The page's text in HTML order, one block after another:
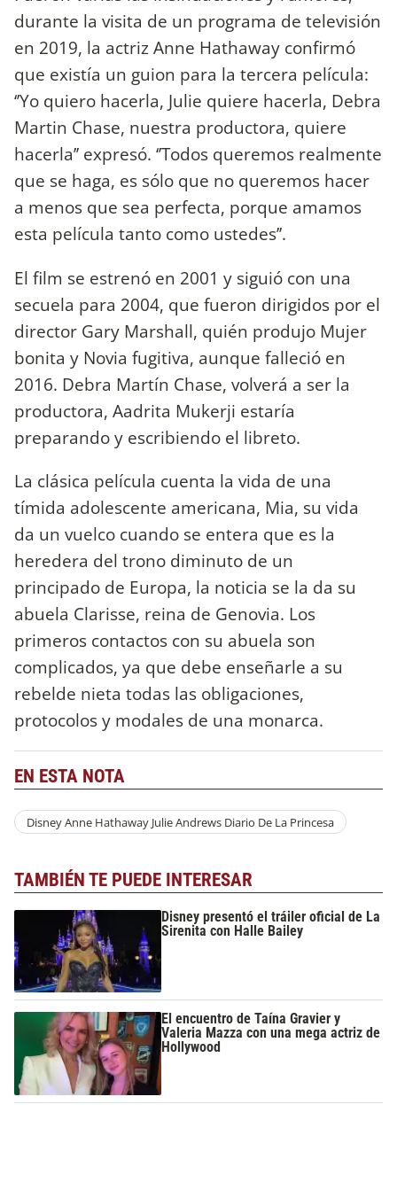
durante la visita de un programa de televisión
en 2019, la actriz Anne Hathaway confirmó
que existía un guion para la tercera película:
‘’Yo quiero hacerla, Julie quiere hacerla, Debra
Martin Chase, nuestra productora, quiere
hacerla’’ expresó. ‘’Todos queremos realmente
que se haga, es sólo que no queremos hacer
a menos que sea perfecta, porque amamos
esta película tanto como ustedes’’.
El film se estrenó en 2001 y siguió con una
secuela para 2004, que fueron dirigidos por el
director Gary Marshall, quién produjo Mujer
bonita y Novia fugitiva, aunque falleció en
2016. Debra Martín Chase, volverá a ser la
productora, Aadrita Mukerji estaría
preparando y escribiendo el libreto.
La clásica película cuenta la vida de una
tímida adolescente americana, Mia, su vida
da un vuelco cuando se entera que es la
heredera del trono diminuto de un
principado de Europa, la noticia se la da su
abuela Clarisse, reina de Genovia. Los
primeros contactos con su abuela son
complicados, ya que debe enseñarle a su
rebelde nieta todas las obligaciones,
protocolos y modales de una monarca.
EN ESTA NOTA
Disney Anne Hathaway Julie Andrews Diario De La Princesa
TAMBIÉN TE PUEDE INTERESAR
Disney presentó el tráiler oficial de La
Sirenita con Halle Bailey
El encuentro de Taína Gravier y
Valeria Mazza con una mega actriz de
Hollywood